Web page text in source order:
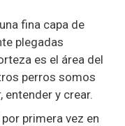
fina capa de
plegadas
es el área del
perros somos
entender y crear.
primera vez en